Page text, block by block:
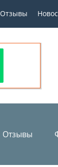
Отзывы
Отзывы